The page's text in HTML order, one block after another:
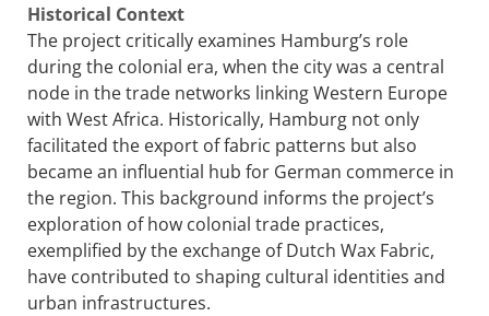
Historical Context
The project critically examines Hamburg’s role
during the colonial era, when the city was a central
node in the trade networks linking Western Europe
with West Africa. Historically, Hamburg not only
facilitated the export of fabric patterns but also
became an influential hub for German commerce in
the region. This background informs the project’s
exploration of how colonial trade practices,
exemplified by the exchange of Dutch Wax Fabric,
have contributed to shaping cultural identities and
urban infrastructures.